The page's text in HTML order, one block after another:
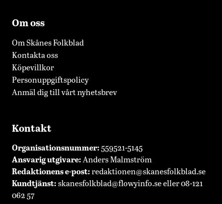
Om oss
Om Skånes Folkblad
Kontakta oss
Köpevillkor
Personuppgiftspolicy
Anmäl dig till vårt nyhetsbrev
Kontakt
Organisationsnummer: 559521-5145
Ansvarig utgivare: Anders Malmström
Redaktionense-post:redaktionen@skanesfolkblad.se
Kundtjänst:skanesfolkblad@flowyinfo.seeller 08-121
062 57